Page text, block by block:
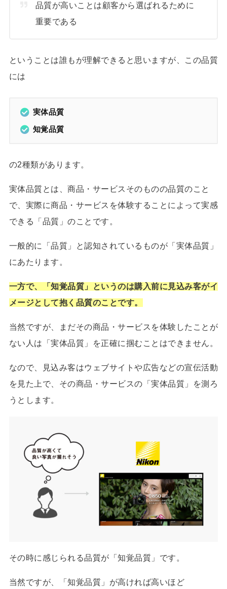
品質が高いことは顧客から選ばれるために
重要である
ということは誰もが理解できると思いますが、この品質
には
実体品質
知覚品質
の2種類があります。
実体品質とは、商品・サービスそのものの品質のこと
で、実際に商品・サービスを体験することによって実感
できる「品質」のことです。
一般的に「品質」と認知されているものが「実体品質」
にあたります。
一方で、「知覚品質」というのは購入前に見込み客がイ
メージとして抱く品質のことです。
当然ですが、まだその商品・サービスを体験したことが
ない人は「実体品質」を正確に掴むことはできません。
なので、見込み客はウェブサイトや広告などの宣伝活動
を見た上で、その商品・サービスの「実体品質」を測ろ
うとします。
その時に感じられる品質が「知覚品質」です。
当然ですが、「知覚品質」が高ければ高いほど